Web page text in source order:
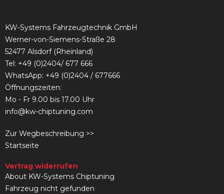
KW-Systems Fahrzeugtechnik GmbH
Werner-von-Siemens-Straße 28
52477 Alsdorf (Rheinland)
Tel: +49 (0)2404/ 677 666
WhatsApp: +49 (0)2404 / 677666
Öffnungszeiten:
Mo - Fr 9.00 bis 17.00 Uhr
info@kw-chiptuning.com
Zur Wegbeschreibung >>
Startseite
Vertrag widerrufen
About KW-Systems Chiptuning
Fahrzeug nicht gefunden